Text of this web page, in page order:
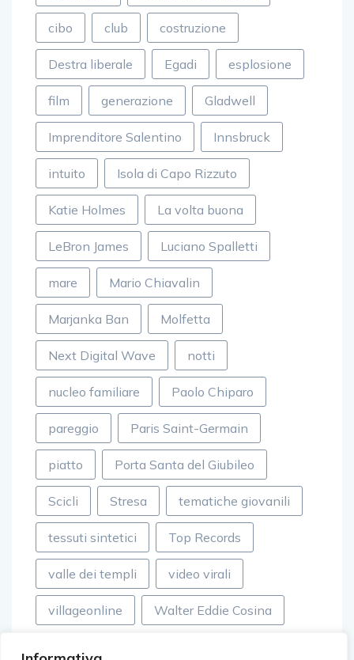
cibo club costruzione
Destra liberale Egadi esplosione
film generazione Gladwell
Imprenditore Salentino Innsbruck
intuito Isola di Capo Rizzuto
Katie Holmes La volta buona
LeBron James Luciano Spalletti
mare Mario Chiavalin
Marjanka Ban Molfetta
Next Digital Wave notti
nucleo familiare Paolo Chiparo
pareggio Paris Saint-Germain
piatto Porta Santa del Giubileo
Scicli Stresa tematiche giovanili
tessuti sintetici Top Records
valle dei templi video virali
villageonline Walter Eddie Cosina